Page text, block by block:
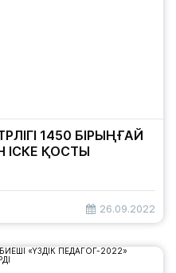
1450 БІРЫҢҒАЙ
ҚОСТЫ
26.09.2022